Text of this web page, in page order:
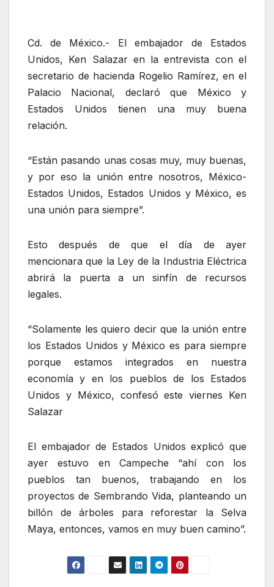
Cd. de México.- El embajador de Estados
Unidos, Ken Salazar en la entrevista con el
secretario de hacienda Rogelio Ramírez, en el
Palacio Nacional, declaró que México y
Estados Unidos tienen una muy buena
relación.
“Están pasando unas cosas muy, muy buenas,
y por eso la unión entre nosotros, México-
Estados Unidos, Estados Unidos y México, es
una unión para siempre”.
Esto después de que el día de ayer
mencionara que la Ley de la Industria Eléctrica
abrirá la puerta a un sinfín de recursos
legales.
“Solamente les quiero decir que la unión entre
los Estados Unidos y México es para siempre
porque estamos integrados en nuestra
economía y en los pueblos de los Estados
Unidos y México, confesó este viernes Ken
Salazar
El embajador de Estados Unidos explicó que
ayer estuvo en Campeche “ahí con los
pueblos tan buenos, trabajando en los
proyectos de Sembrando Vida, planteando un
billón de árboles para reforestar la Selva
Maya, entonces, vamos en muy buen camino”.